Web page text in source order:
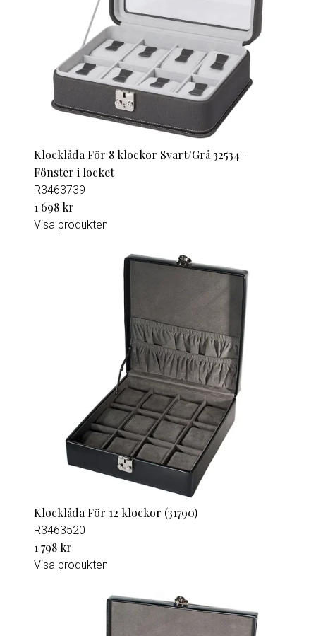
Klocklåda För 8 klockor Svart/Grå 32534 -
Fönster i locket
R3463739
1 698 kr
Visa produkten
Klocklåda För 12 klockor (31790)
R3463520
1 798 kr
Visa produkten